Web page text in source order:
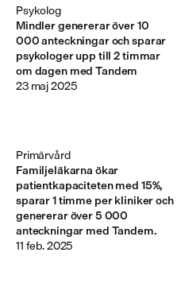
Mindler genererar över 10
000 anteckningar och sparar
psykologer upp till 2 timmar
om dagen med Tandem
Psykolog
23 maj 2025
Familjeläkarna ökar
patientkapaciteten med 15%,
sparar 1 timme per kliniker och
genererar över 5 000
anteckningar med Tandem.
Primärvård
11 feb. 2025